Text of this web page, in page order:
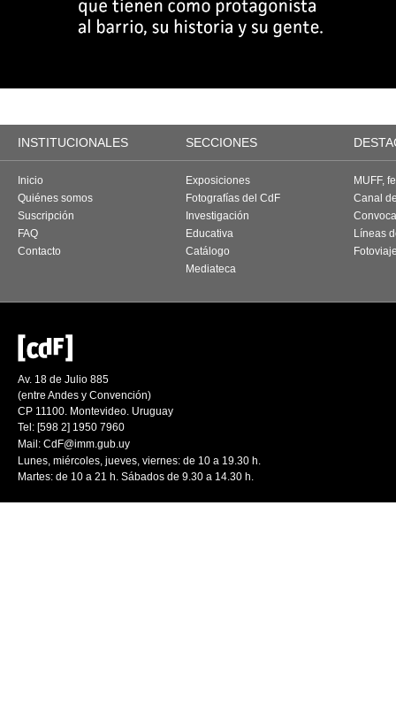
INSTITUCIONALES SECCIONES
Inicio
Quiénes somos
Suscripción
FAQ
Contacto
Exposiciones
Fotografías del CdF
Investigación
Educativa
Catálogo
Mediateca
MUFF,
Canal
Líneas
Av. 18 de Julio 885
(entre Andes y Convención)
CP 11100. Montevideo. Uruguay
Tel: [598 2] 1950 7960
Mail: CdF@imm.gub.uy
Lunes, miércoles, jueves, viernes: de 10 a 19.30 h.
Martes: de 10 a 21 h. Sábados de 9.30 a 14.30 h.